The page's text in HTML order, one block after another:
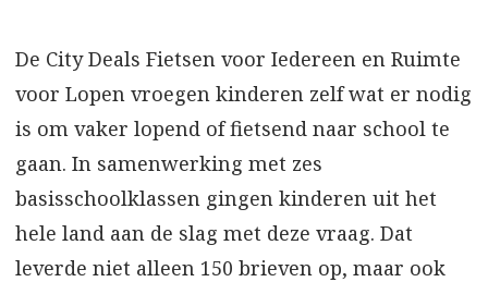
De City Deals Fietsen voor Iedereen en Ruimte
voor Lopen vroegen kinderen zelf wat er nodig
is om vaker lopend of fietsend naar school te
gaan. In samenwerking met zes
basisschoolklassen gingen kinderen uit het
hele land aan de slag met deze vraag. Dat
leverde niet alleen 150 brieven op, maar ook